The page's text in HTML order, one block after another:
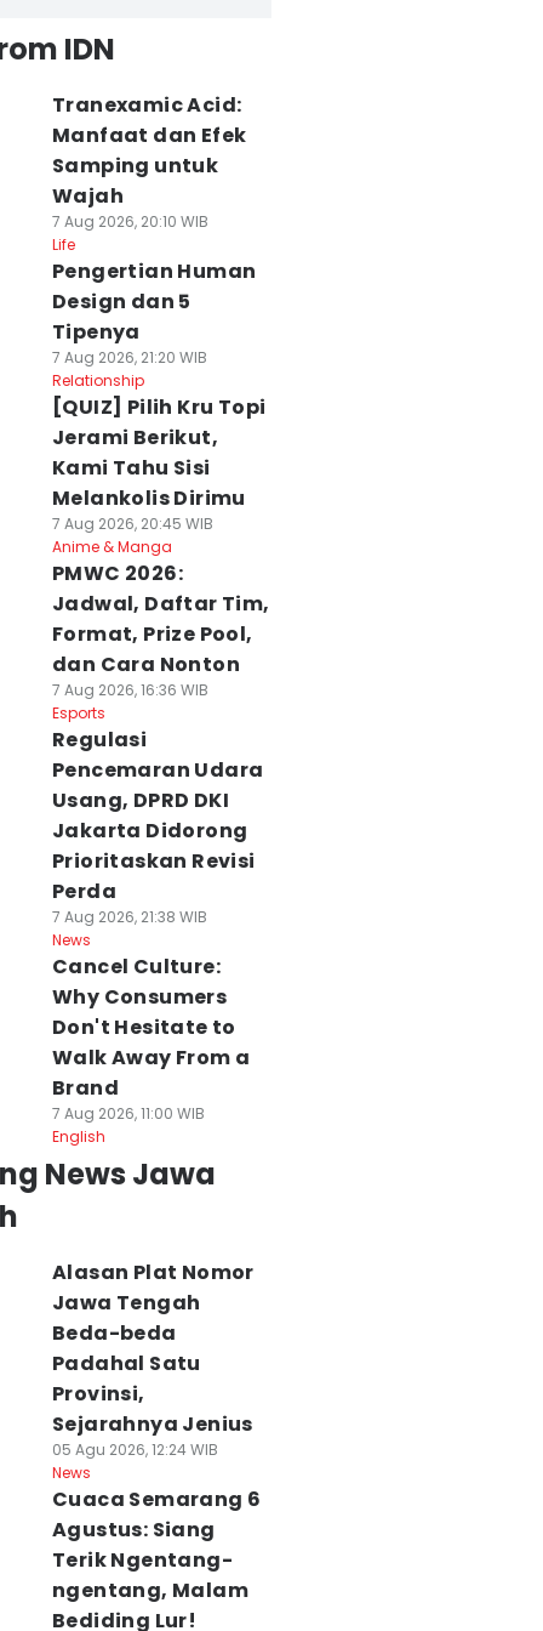
IDN
Tranexamic Acid:
Manfaat dan Efek
Samping untuk
Wajah
7 Aug 2026, 20:10 WIB
Life
Pengertian Human
Design dan 5
Tipenya
7 Aug 2026, 21:20 WIB
Relationship
[QUIZ] Pilih Kru Topi
Jerami Berikut,
Kami Tahu Sisi
Melankolis Dirimu
7 Aug 2026, 20:45 WIB
Anime & Manga
PMWC 2026:
Jadwal, Daftar Tim,
Format, Prize Pool,
dan Cara Nonton
7 Aug 2026, 16:36 WIB
Esports
Regulasi
Pencemaran Udara
Usang, DPRD DKI
Jakarta Didorong
Prioritaskan Revisi
Perda
7 Aug 2026, 21:38 WIB
News
Cancel Culture:
Why Consumers
Don't Hesitate to
Walk Away From a
Brand
7 Aug 2026, 11:00 WIB
English
News Jawa
Alasan Plat Nomor
Jawa Tengah
Beda-beda
Padahal Satu
Provinsi,
Sejarahnya Jenius
05 Agu 2026, 12:24 WIB
News
Cuaca Semarang 6
Agustus: Siang
Terik Ngentang-
ngentang, Malam
Bediding Lur!